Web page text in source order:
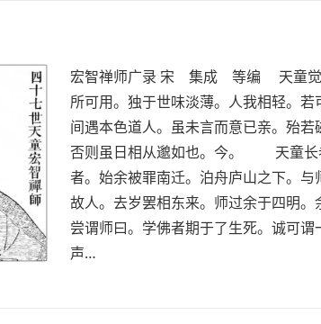
宏智禅师广录 宋 集成 等编 天童
所可用。独于世味淡薄。人我相轻。若
间遇本色道人。虽未言而意已亲。殆若
否则虽日相从邈如也。今。 天童长
者。始余被罪南迁。泊舟庐山之下。
故人。去岁罢相东来。师过余于四明。
尝谓师曰。学佛者期于了生死。诚可
声…